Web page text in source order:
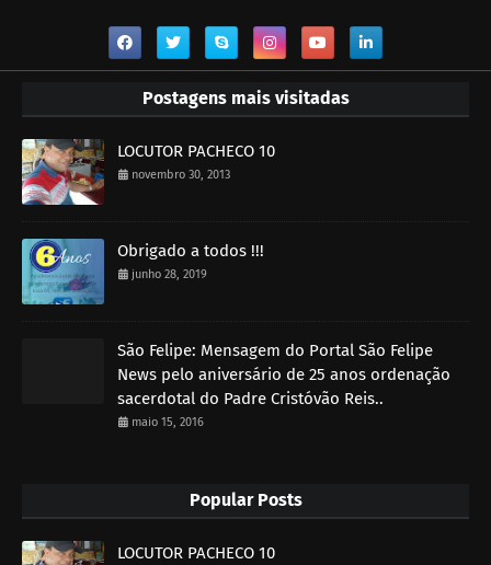
Postagens mais visitadas
LOCUTOR PACHECO 10
novembro 30, 2013
Obrigado a todos !!!
junho 28, 2019
São Felipe: Mensagem do Portal São Felipe
News pelo aniversário de 25 anos ordenação
sacerdotal do Padre Cristóvão Reis..
maio 15, 2016
Popular Posts
LOCUTOR PACHECO 10